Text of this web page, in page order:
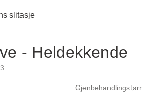
slitasje
- Heldekkende
Gjenbehandlingstørr